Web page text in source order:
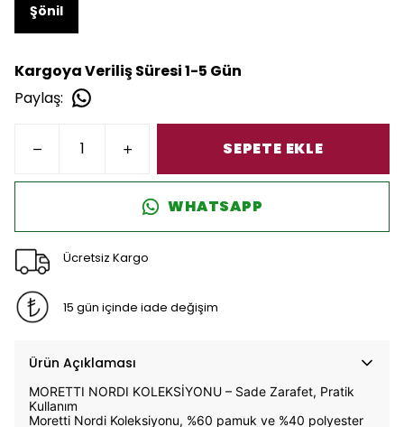
Şönil
Kargoya Veriliş Süresi 1-5 Gün
Paylaş:
SEPETE EKLE
WHATSAPP
Ücretsiz Kargo
15 gün içinde iade değişim
Ürün Açıklaması
MORETTI NORDI KOLEKSİYONU – Sade Zarafet, Pratik
Kullanım
Moretti Nordi Koleksiyonu, %60 pamuk ve %40 polyester